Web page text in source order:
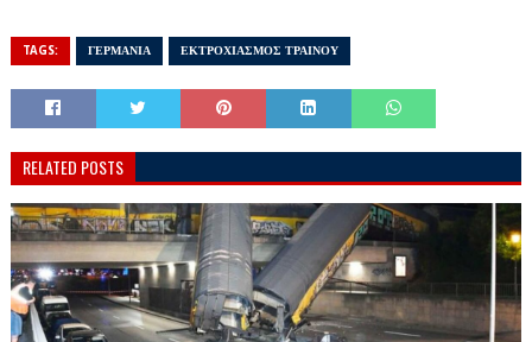
TAGS: ΓΕΡΜΑΝΙΑ ΕΚΤΡΟΧΙΑΣΜΟΣ ΤΡΑΙΝΟΥ
RELATED POSTS